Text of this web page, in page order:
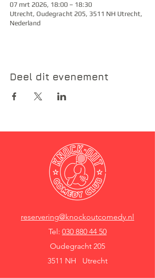
07 mrt 2026, 18:00 – 18:30
Utrecht, Oudegracht 205, 3511 NH Utrecht,
Nederland
Deel dit evenement
reservering@knockoutcomedy.nl
Tel: 030 880 44 50
Oudegracht 205
3511 NH Utrecht